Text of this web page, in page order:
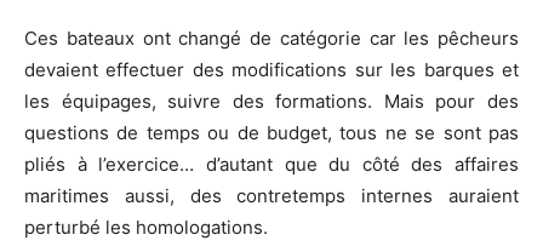
Ces bateaux ont changé de catégorie car les pêcheurs
devaient effectuer des modifications sur les barques et
les équipages, suivre des formations. Mais pour des
questions de temps ou de budget, tous ne se sont pas
pliés à l’exercice… d’autant que du côté des affaires
maritimes aussi, des contretemps internes auraient
perturbé les homologations.